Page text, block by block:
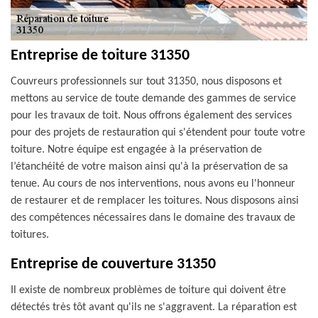
Entreprise de toiture 31350
Couvreurs professionnels sur tout 31350, nous disposons et
mettons au service de toute demande des gammes de service
pour les travaux de toit. Nous offrons également des services
pour des projets de restauration qui s'étendent pour toute votre
toiture. Notre équipe est engagée à la préservation de
l’étanchéité de votre maison ainsi qu'à la préservation de sa
tenue. Au cours de nos interventions, nous avons eu l'honneur
de restaurer et de remplacer les toitures. Nous disposons ainsi
des compétences nécessaires dans le domaine des travaux de
toitures.
Entreprise de couverture 31350
Il existe de nombreux problèmes de toiture qui doivent être
détectés très tôt avant qu'ils ne s'aggravent. La réparation est